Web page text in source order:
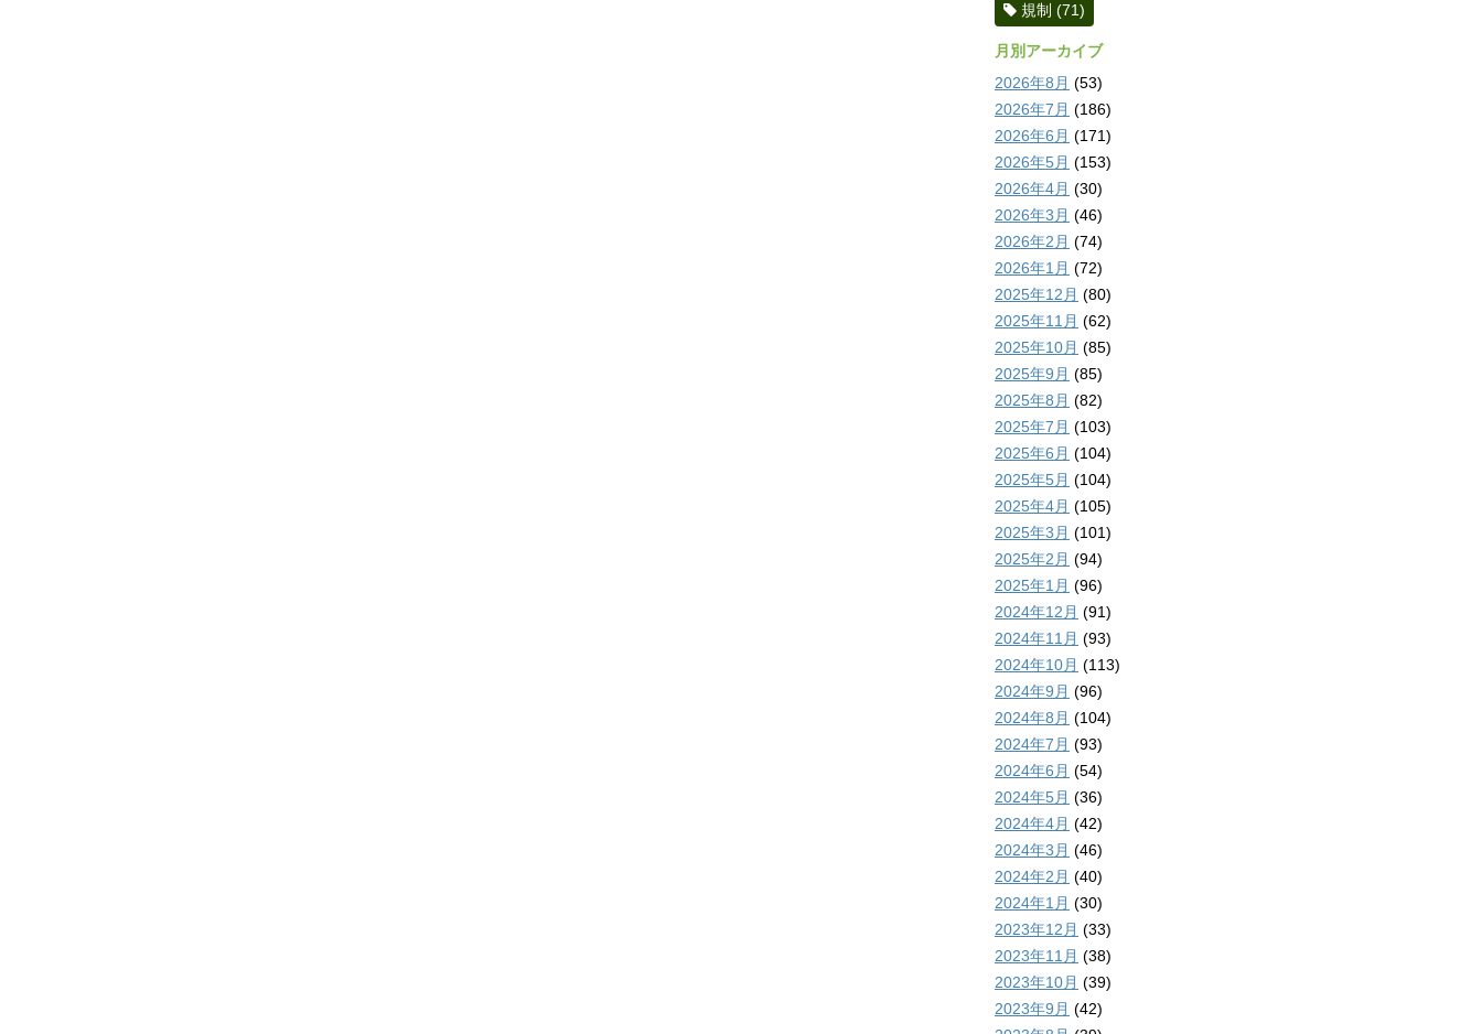
規制 (71)
月別アーカイブ
2026年8月 (53)
2026年7月 (186)
2026年6月 (171)
2026年5月 (153)
2026年4月 (30)
2026年3月 (46)
2026年2月 (74)
2026年1月 (72)
2025年12月 (80)
2025年11月 (62)
2025年10月 (85)
2025年9月 (85)
2025年8月 (82)
2025年7月 (103)
2025年6月 (104)
2025年5月 (104)
2025年4月 (105)
2025年3月 (101)
2025年2月 (94)
2025年1月 (96)
2024年12月 (91)
2024年11月 (93)
2024年10月 (113)
2024年9月 (96)
2024年8月 (104)
2024年7月 (93)
2024年6月 (54)
2024年5月 (36)
2024年4月 (42)
2024年3月 (46)
2024年2月 (40)
2024年1月 (30)
2023年12月 (33)
2023年11月 (38)
2023年10月 (39)
2023年9月 (42)